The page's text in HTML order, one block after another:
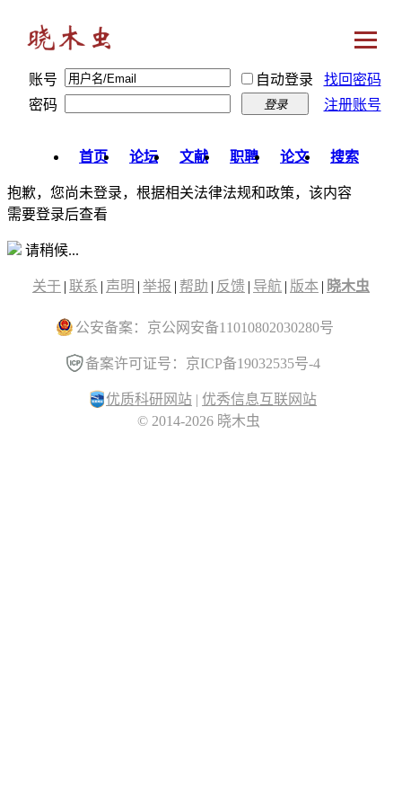
账号 自动登录
找回密码
密码
登录 注册账号
首页 论坛 文献 职聘 论文 搜索
抱歉，您尚未登录，根据相关法律法规和政策，该内容
需要登录后查看
请稍候...
关于 | 联系 | 声明 | 举报 | 帮助 | 反馈 | 导航 | 版本 | 晓木虫
公安备案：京公网安备11010802030280号
备案许可证号：京ICP备19032535号-4
优质科研网站 | 优秀信息互联网站
© 2014-2026 晓木虫